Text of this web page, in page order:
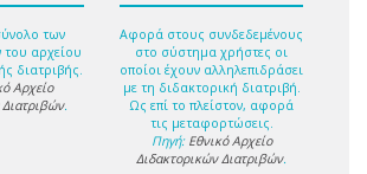
των
αρχείου
διατριβής.
Αρχείο
.
Αφορά στους συνδεδεμένους
στο σύστημα χρήστες οι
οποίοι έχουν αλληλεπιδράσει
με τη διδακτορική διατριβή.
Ως επί το πλείστον, αφορά
τις μεταφορτώσεις.
Πηγή: Εθνικό Αρχείο
Διδακτορικών Διατριβών.